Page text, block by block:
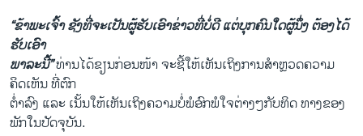
“ຂ້າພະເຈົ້າ ຊັງທີ່ຈະເປັນຜູ້ຮັບເອົາຂ່າວທີ່ບໍ່ດີ ແຕ່ບຸກຄົນໃດຜູ້ນຶ່ງ ຕ້ອງໄດ້
ຮັບເອົາ
ພາລະນີ້”ທ່ານໄດ້ຂຽນກ່ອນໜ້າ ຈະຊີ້ໃຫ້ເຫັນເຖິງການສຳຫຼວດຄວາມ
ຄິດເຫັນ ທີ່ຕົກ
ຕ່ຳລົງ ແລະ ເນັ້ນໃຫ້ເຫັນເຖິງຄວາມບໍ່ພໍອົກພໍໃຈຕ່າງໆກັບທິດ ທາງຂອງ
ພັກໃນປັດຈຸບັນ.